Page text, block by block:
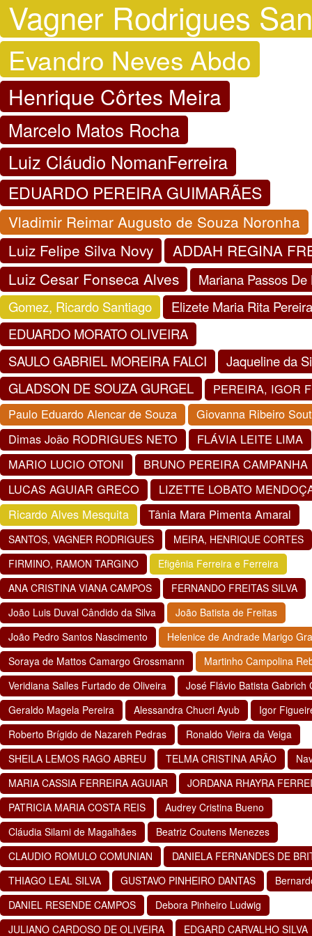
Vagner Rodrigues
Evandro Neves Abdo
Henrique Côrtes Meira
Marcelo Matos Rocha
Luiz Cláudio NomanFerreira
EDUARDO PEREIRA GUIMARÃES
Vladimir Reimar Augusto de Souza Noronha
Luiz Felipe Silva Novy
ADDAH REGINA
Luiz Cesar Fonseca Alves
Mariana Passos De
Gomez, Ricardo Santiago
Elizete Maria Rita Pereira
EDUARDO MORATO OLIVEIRA
SAULO GABRIEL MOREIRA FALCI
Jaqueline da
GLADSON DE SOUZA GURGEL
PEREIRA, IGOR
Paulo Eduardo Alencar de Souza
Giovanna Ribeiro
Dimas João RODRIGUES NETO
FLÁVIA LEITE LIMA
MARIO LUCIO OTONI
BRUNO PEREIRA CAMPANHA
LUCAS AGUIAR GRECO
LIZETTE LOBATO
Ricardo Alves Mesquita
Tânia Mara Pimenta Amaral
SANTOS, VAGNER RODRIGUES
MEIRA, HENRIQUE CORTES
FIRMINO, RAMON TARGINO
Efigênia Ferreira e Ferreira
ANA CRISTINA VIANA CAMPOS
FERNANDO FREITAS SILVA
João Luis Duval Cândido da Silva
João Batista de Freitas
João Pedro Santos Nascimento
Helenice de Andrade Marigo
Soraya de Mattos Camargo Grossmann
Martinho Campolina
Veridiana Salles Furtado de Oliveira
José Flávio Batista Gabrich
Geraldo Magela Pereira
Alessandra Chucri Ayub
Igor
Roberto Brígido de Nazareh Pedras
Ronaldo Vieira da Veiga
SHEILA LEMOS RAGO ABREU
TELMA CRISTINA ARÃO
MARIA CASSIA FERREIRA AGUIAR
JORDANA RHAYRA
PATRICIA MARIA COSTA REIS
Audrey Cristina Bueno
Cláudia Silami de Magalhães
Beatriz Coutens Menezes
CLAUDIO ROMULO COMUNIAN
DANIELA FERNANDES DE
THIAGO LEAL SILVA
GUSTAVO PINHEIRO DANTAS
DANIEL RESENDE CAMPOS
Debora Pinheiro Ludwig
JULIANO CARDOSO DE OLIVEIRA
EDGARD CARVALHO SILVA